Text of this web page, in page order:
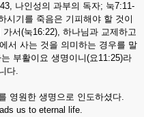
나인성의 과부의 독자; 눅7:11-
시기를 죽음은 기피해야 할 것이
서(눅16:22), 하나님과 교제하고
서 사는 것을 의미하는 경우를 말
부활이요 생명이니(요11:25)라
다.
원한 생명으로 인도하셨다.
us to eternal life.